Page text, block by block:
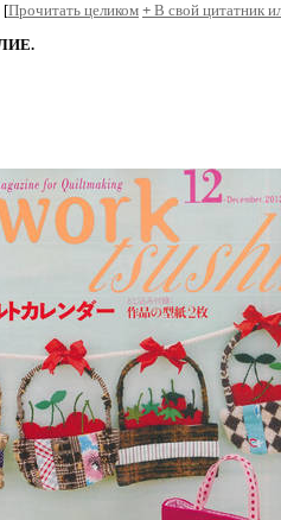
[Прочитать целиком + В свой цитатник